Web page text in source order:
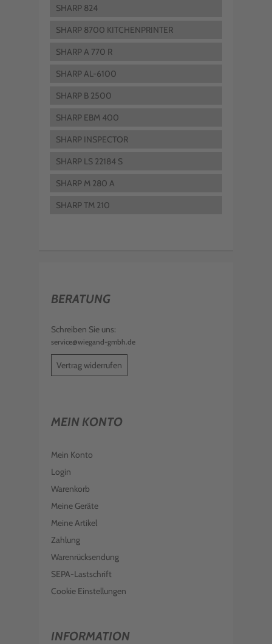
SHARP 824
SHARP 8700 KITCHENPRINTER
SHARP A 770 R
SHARP AL-6100
SHARP B 2500
SHARP EBM 400
SHARP INSPECTOR
SHARP LS 22184 S
SHARP M 280 A
SHARP TM 210
BERATUNG
Schreiben Sie uns:
service@wiegand-gmbh.de
Vertrag widerrufen
MEIN KONTO
Mein Konto
Login
Warenkorb
Meine Geräte
Meine Artikel
Zahlung
Warenrücksendung
SEPA-Lastschrift
Cookie Einstellungen
INFORMATION